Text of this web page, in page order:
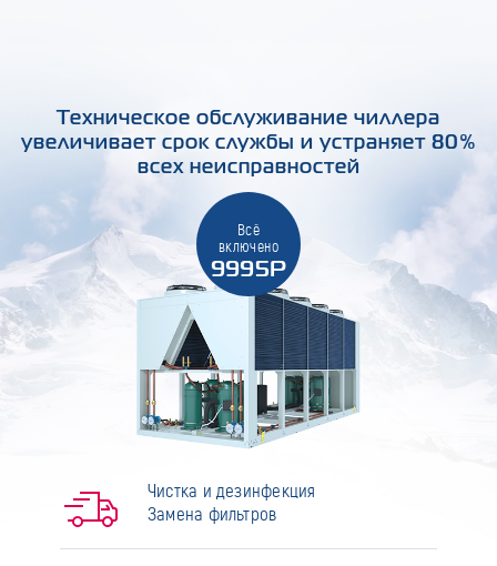
Техническое обслуживание чиллера
увеличивает срок службы и устраняет 80%
всех неисправностей
Всё
включено
9995Р
Чистка и дезинфекция
Замена фильтров